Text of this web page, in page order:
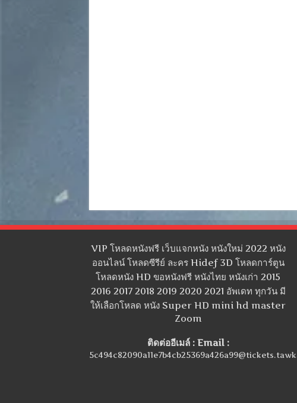
VIP โหลดหนังฟรี เว็บแจกหนัง หนังใหม่ 2022 หนัง
ออนไลน์ โหลดซีรีย์ ละคร Hidef 3D โหลดการ์ตูน
โหลดหนัง HD ขอหนังฟรี หนังไทย หนังเก่า 2015
2016 2017 2018 2019 2020 2021 อัพเดท ทุกวัน มี
ให้เลือกโหลด หนัง Super HD mini hd master
Zoom
ติดต่ออีเมล์ : Email :